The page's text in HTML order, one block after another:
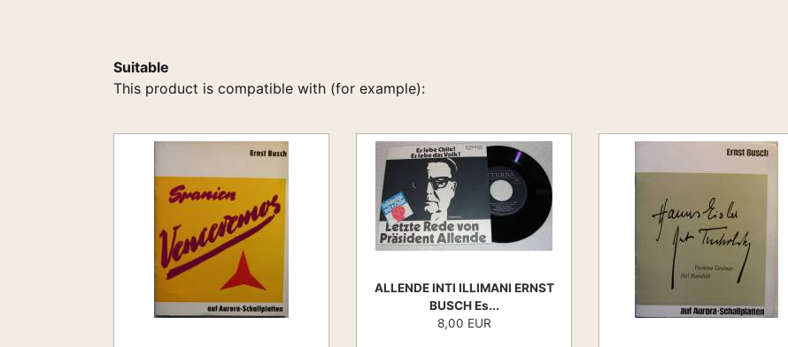
Suitable
This product is compatible with (for example):
ALLENDE INTI ILLIMANI ERNST
BUSCH Es...
8,00 EUR